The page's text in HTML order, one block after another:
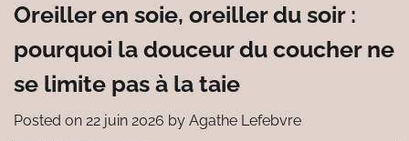
Oreiller en soie, oreiller du soir :
pourquoi la douceur du coucher ne
se limite pas à la taie
Posted on 22 juin 2026 by Agathe Lefebvre